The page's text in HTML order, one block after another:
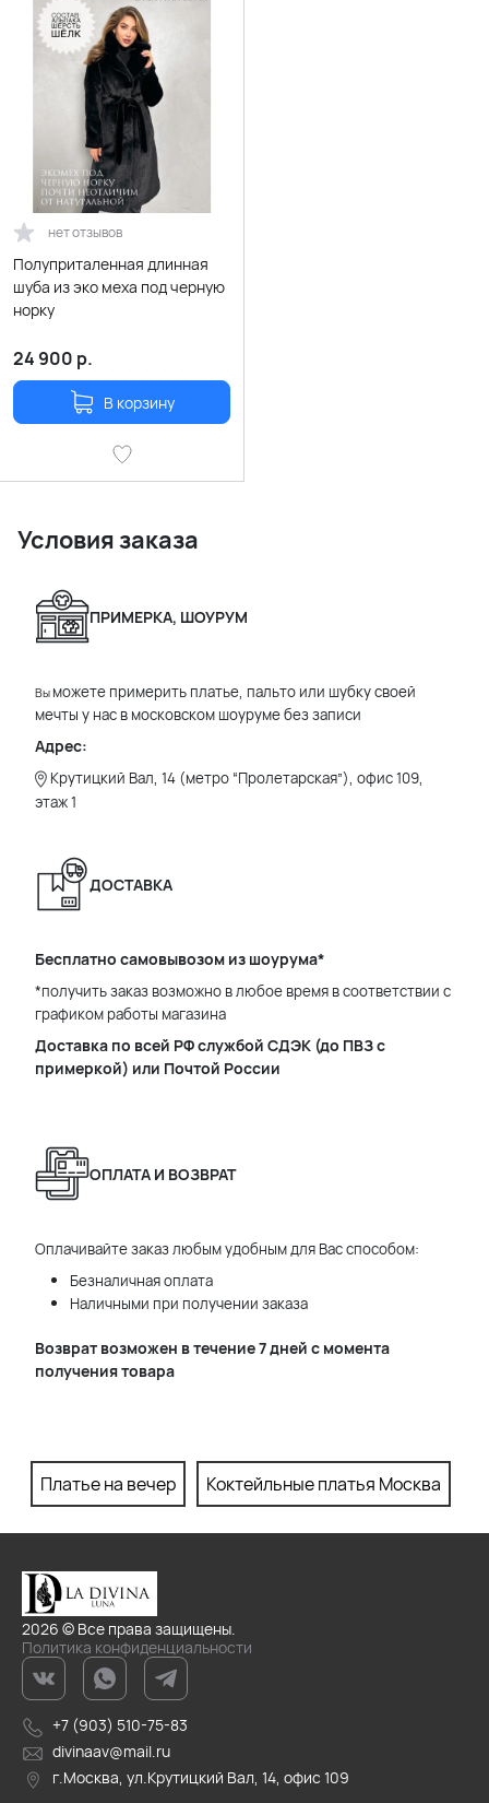
нет отзывов
Полуприталенная длинная
шуба из эко меха под черную
норку
24 900 р.
В корзину
Условия заказа
ПРИМЕРКА, ШОУРУМ
Вы можете примерить платье, пальто или шубку своей
мечты у нас в московском шоуруме без записи
Адрес:
Крутицкий Вал, 14 (метро “Пролетарская”), офис 109,
этаж 1
ДОСТАВКА
Бесплатно самовывозом из шоурума*
*получить заказ возможно в любое время в соответствии с
графиком работы магазина
Доставка по всей РФ службой СДЭК (до ПВЗ с
примеркой) или Почтой России
ОПЛАТА И ВОЗВРАТ
Оплачивайте заказ любым удобным для Вас способом:
Безналичная оплата
Наличными при получении заказа
Возврат возможен в течение 7 дней с момента
получения товара
Платье на вечер Коктейльные платья Москва
2026 © Все права защищены.
Политика конфиденциальности
+7 (903) 510-75-83
divinaav@mail.ru
г.Москва, ул.Крутицкий Вал, 14, офис 109